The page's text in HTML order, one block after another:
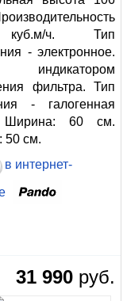
ч. Тип
- электронное.
фильтра. Тип
- галогенная
Ширина: 60 см.
50 см.
в интернет-
31 990 руб.